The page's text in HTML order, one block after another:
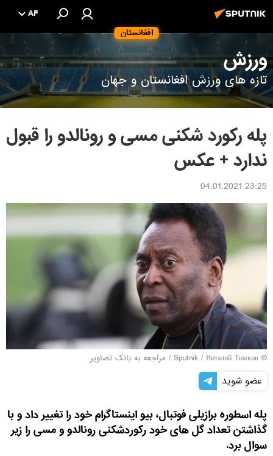
افغانستان
AF
ورزش
تازه های ورزش افغانستان و جهان
پله رکورد شکنی مسی و رونالدو را قبول
ندارد + عکس
23:25 04.01.2021
© Sputnik / Виталий Тимкив
/ مراجعه به بانک تصاویر
عضو شوید
پله اسطوره برازیلی فوتبال، بیو اینستاگرام خود را تغییر داد و با
گذاشتن تعداد گل های خود رکوردشکنی رونالدو و مسی را زیر
سوال برد.